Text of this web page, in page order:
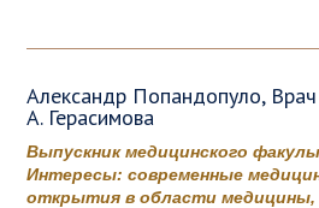
Александр Попандопуло,
А. Герасимова
Выпускник медицинского
Интересы: современные
открытия в области медицины,